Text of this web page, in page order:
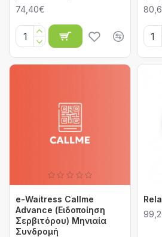
74,40€
e-Waitress Callme
Advance (Ειδοποίηση
Σερβιτόρου) Μηνιαία
Συνδρομή